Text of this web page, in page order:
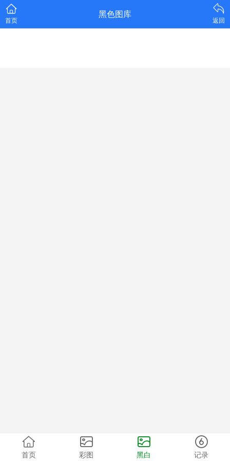
首页
黑色图库
返回
首页 彩图 黑白 记录